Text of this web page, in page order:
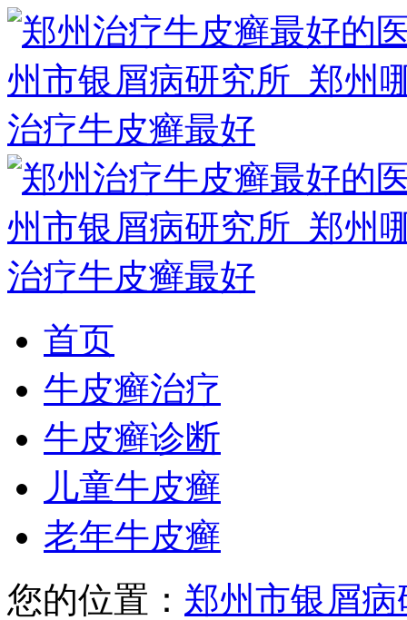
首页
牛皮癣治疗
牛皮癣诊断
儿童牛皮癣
老年牛皮癣
您的位置： 郑州市银屑病